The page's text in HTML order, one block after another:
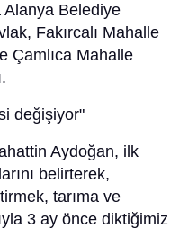
Alanya Belediye
Fakırcalı Mahalle
Çamlıca Mahalle
değişiyor"
Aydoğan, ilk
belirterek,
tarıma ve
3 ay önce diktiğimiz